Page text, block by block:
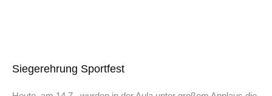
Siegerehrung Sportfest